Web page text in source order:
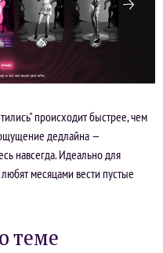
происходит быстрее, чем
дедлайна —
навсегда. Идеально для
месяцами вести пустые
теме